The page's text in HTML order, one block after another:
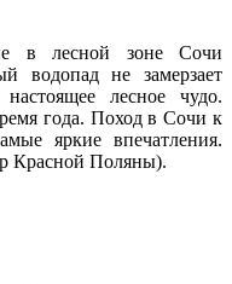
в лесной зоне Сочи
водопад не замерзает
лесное чудо.
года. Поход в Сочи к
яркие впечатления.
Красной Поляны).